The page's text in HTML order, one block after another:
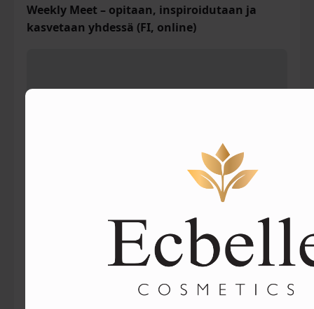
Weekly Meet – opitaan, inspiroidutaan ja
kasvetaan yhdessä (FI, online)